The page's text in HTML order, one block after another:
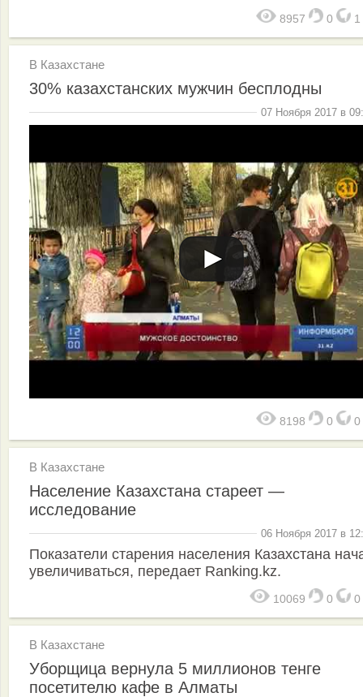
8957 0 1
В Казахстане
30% казахстанских мужчин бесплодны
07 Ноября 2017 в
8198 0 0
В Казахстане
Население Казахстана стареет —
исследование
06 Ноября 2017 в
Показатели старения населения Казахстана
увеличиваться, передает Ranking.kz.
10069 0 0
В Казахстане
Уборщица вернула 5 миллионов тенге
посетителю кафе в Алматы